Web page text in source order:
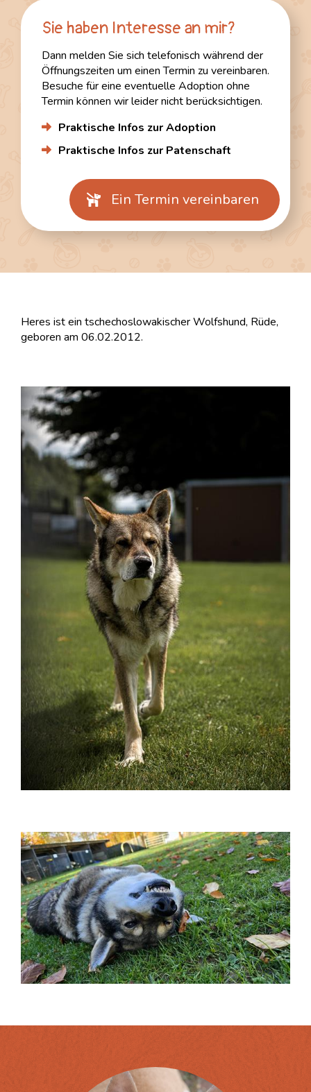
Sie haben Interesse an mir?
Dann melden Sie sich telefonisch während der
Öffnungszeiten um einen Termin zu vereinbaren.
Besuche für eine eventuelle Adoption ohne
Termin können wir leider nicht berücksichtigen.
Praktische Infos zur Adoption
Praktische Infos zur Patenschaft
Ein Termin vereinbaren
Heres ist ein tschechoslowakischer Wolfshund, Rüde,
geboren am 06.02.2012.